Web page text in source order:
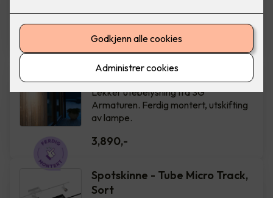
Armaturen. Hvit
3,900,-
Spike veggarmatur - grafitt
Lekker utebelysning fra SG
Armaturen. Ferdig montert, utskifting
av lampe.
3,890,-
Spotskinne - Tube Micro Track,
Sort